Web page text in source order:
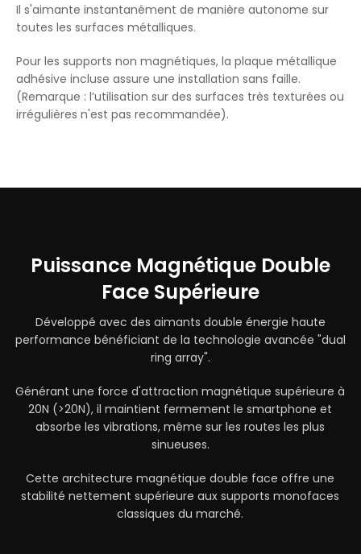
Il s'aimante instantanément de manière autonome sur
toutes les surfaces métalliques.
Pour les supports non magnétiques, la plaque métallique
adhésive incluse assure une installation sans faille.
(Remarque : l’utilisation sur des surfaces très texturées ou
irrégulières n'est pas recommandée).
Puissance Magnétique Double
Face Supérieure
Développé avec des aimants double énergie haute
performance bénéficiant de la technologie avancée "dual
ring array".
Générant une force d'attraction magnétique supérieure à
20N (>20N), il maintient fermement le smartphone et
absorbe les vibrations, même sur les routes les plus
sinueuses.
Cette architecture magnétique double face offre une
stabilité nettement supérieure aux supports monofaces
classiques du marché.